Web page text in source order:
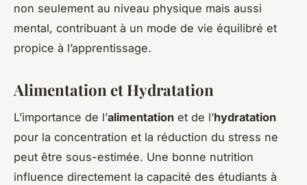
non seulement au niveau physique mais aussi
mental, contribuant à un mode de vie équilibré et
propice à l’apprentissage.
Alimentation et Hydratation
L’importance de l’alimentation et de l’hydratation
pour la concentration et la réduction du stress ne
peut être sous-estimée. Une bonne nutrition
influence directement la capacité des étudiants à